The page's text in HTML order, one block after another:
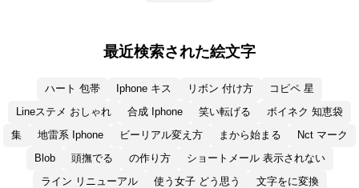
最近検索された絵文字
ハート 包帯 Iphone キス リボン 付け方
コピペ 星
Lineステメ おしゃれ
合成 Iphone 笑い転げる
ボイネク 知恵袋
集
地雷系 Iphone ビーリアル変え方 まから始まる
Nct マーク
Blob
頭撫でる の作り方
ショートメール 表示されない
ライン リニューアル
使う女子 どう思う 文字をに変換